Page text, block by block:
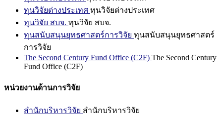
ทุนวิจัยต่างประเทศ ทุนวิจัยต่างประเทศ
ทุนวิจัย สบจ. ทุนวิจัย สบจ.
ทุนสนับสนุนยุทธศาสตร์การวิจัย ทุนสนับสนุนยุทธศาสตร์
การวิจัย
The Second Century Fund Office (C2F) The Second Century
Fund Office (C2F)
หน่วยงานด้านการวิจัย
สำนักบริหารวิจัย สำนักบริหารวิจัย